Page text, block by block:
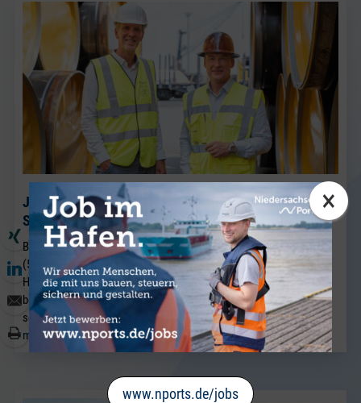
×
www.nports.de/jobs
J. Müller Weser baut seine Breakbulk-Aktivitäten am
Standort Brake weiter aus.
BRAKE. Neu im Team von J. Müller Weser in Brake ist Sven Riekers
(51). Der gebürtige Bremer wechselt aus einem Unternehmen der
Hafenwirtschaft in Bremen nach Brake und verstärkt künftig das
bestehende Vertriebsteam Breakbulk, in dem Jörg Kaplan bereits
seit vielen Jahren als Führungskraft tätig ist.
mehr lesen